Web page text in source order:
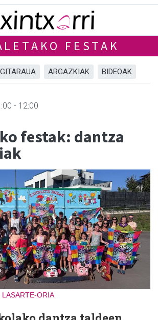
FESTAK
ARGAZKIAK BIDEOAK
- 12:00
festak: dantza
LASARTE-ORIA